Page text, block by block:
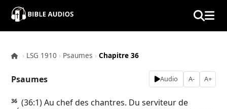
×
› LSG 1910 › Psaumes › Chapitre 36
Psaumes Audio A- A+
36 (36:1) Au chef des chantres. Du serviteur de